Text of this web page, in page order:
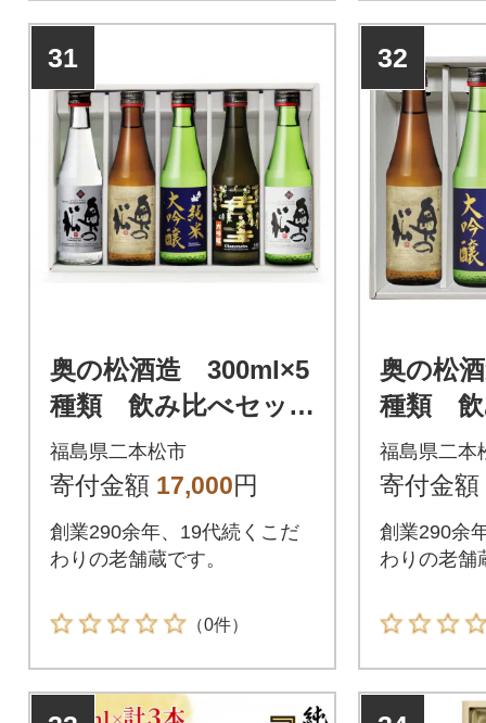
31
奥の松酒造 300ml×5
種類 飲み比べセッ
ト
福島県二本松市
寄付金額 17,000円
創業290余年、19代続くこだ
わりの老舗蔵です。
（0件）
32
奥の松
種類 飲
ト
福島県二本
寄付金額
創業290余
わりの老舗